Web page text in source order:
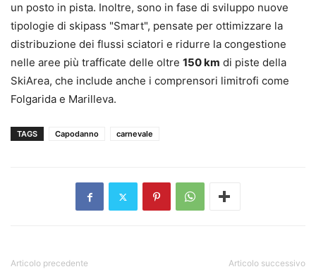
un posto in pista. Inoltre, sono in fase di sviluppo nuove
tipologie di skipass "Smart", pensate per ottimizzare la
distribuzione dei flussi sciatori e ridurre la congestione
nelle aree più trafficate delle oltre 150 km di piste della
SkiArea, che include anche i comprensori limitrofi come
Folgarida e Marilleva.
TAGS Capodanno carnevale
Articolo precedente Articolo successivo